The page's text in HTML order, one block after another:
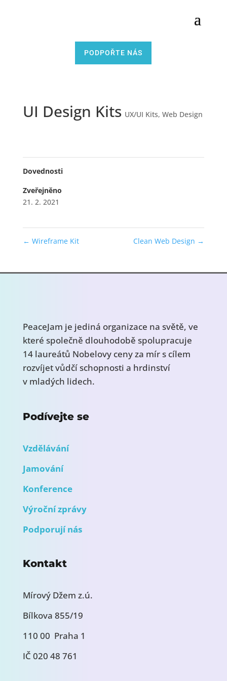
PODPOŘTE NÁS
UI Design Kits UX/UI Kits, Web Design
Dovednosti
Zveřejněno
21. 2. 2021
← Wireframe Kit Clean Web Design →
PeaceJam je jediná organizace na světě, ve
které společně dlouhodobě spolupracuje
14 laureátů Nobelovy ceny za mír s cílem
rozvíjet vůdčí schopnosti a hrdinství
v mladých lidech.
Podívejte se
Vzdělávání
Jamování
Konference
Výroční zprávy
Podporují nás
Kontakt
Mírový Džem z.ú.
Bílkova 855/19
110 00 Praha 1
IČ 020 48 761